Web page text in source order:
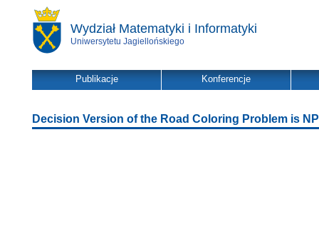
Wydział Matematyki i Informatyki
Uniwersytetu Jagiellońskiego
Publikacje Konferencje
Decision Version of the Road Coloring Problem is